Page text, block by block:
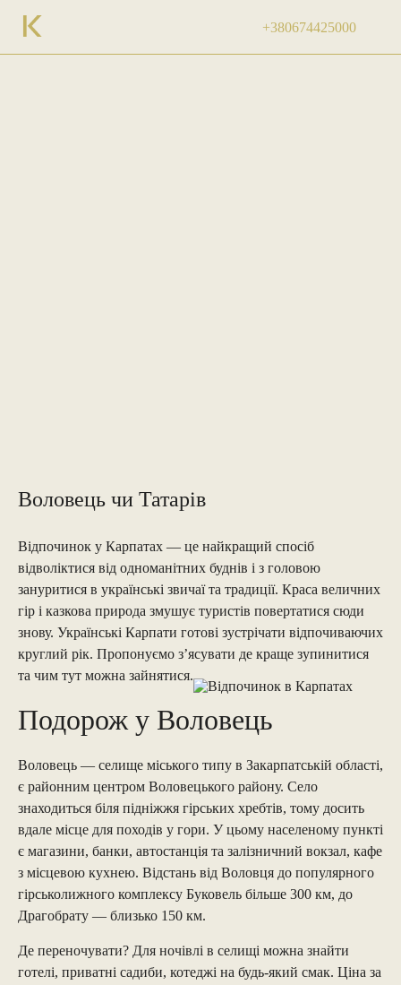
+380674425000
Воловець чи Татарів
Відпочинок у Карпатах — це найкращий спосіб
відволіктися від одноманітних буднів і з головою
зануритися в українські звичаї та традиції. Краса величних
гір і казкова природа змушує туристів повертатися сюди
знову. Українські Карпати готові зустрічати відпочиваючих
круглий рік. Пропонуємо з’ясувати де краще зупинитися
та чим тут можна зайнятися.
Подорож у Воловець
Воловець — селище міського типу в Закарпатській області,
є районним центром Воловецького району. Село
знаходиться біля підніжжя гірських хребтів, тому досить
вдале місце для походів у гори. У цьому населеному пункті
є магазини, банки, автостанція та залізничний вокзал, кафе
з місцевою кухнею. Відстань від Воловця до популярного
гірськолижного комплексу Буковель більше 300 км, до
Драгобрату — близько 150 км.
Де переночувати? Для ночівлі в селищі можна знайти
готелі, приватні садиби, котеджі на будь-який смак. Ціна за